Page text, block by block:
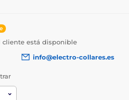
cliente está disponible
info@electro-collares.es